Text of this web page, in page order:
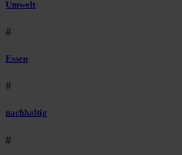
Umwelt
#
Essen
#
nachhaltig
#